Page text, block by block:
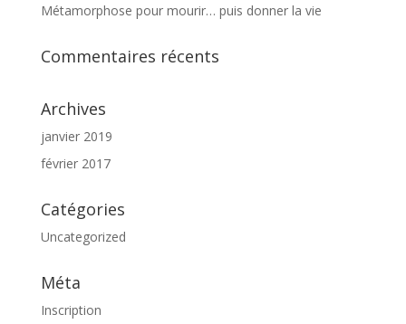
Métamorphose pour mourir… puis donner la vie
Commentaires récents
Archives
janvier 2019
février 2017
Catégories
Uncategorized
Méta
Inscription